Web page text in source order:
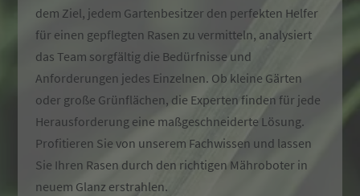
dem Ziel, jedem Gartenbesitzer den perfekten Helfer
für einen gepflegten Rasen zu vermitteln, analysiert
das Team sorgfältig die Bedürfnisse und
Anforderungen jedes Einzelnen. Ob kleine Gärten
oder große Grünflächen, die Experten finden für jede
Herausforderung eine maßgeschneiderte Lösung.
Profitieren Sie von unserem Fachwissen und lassen
Sie Ihren Rasen durch den richtigen Mähroboter in
neuem Glanz erstrahlen.